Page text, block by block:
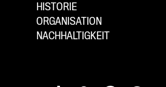
HISTORIE
ORGANISATION
NACHHALTIGKEIT